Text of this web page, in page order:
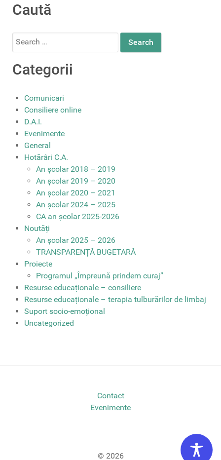
Caută
Search
Categorii
Comunicari
Consiliere online
D.A.I.
Evenimente
General
Hotărâri C.A.
An școlar 2018 – 2019
An școlar 2019 – 2020
An școlar 2020 – 2021
An școlar 2024 – 2025
CA an școlar 2025-2026
Noutăți
An școlar 2025 – 2026
TRANSPARENȚĂ BUGETARĂ
Proiecte
Programul „Împreună prindem curaj”
Resurse educaționale – consiliere
Resurse educaționale – terapia tulburărilor de limbaj
Suport socio-emoțional
Uncategorized
Contact
Evenimente
© 2026